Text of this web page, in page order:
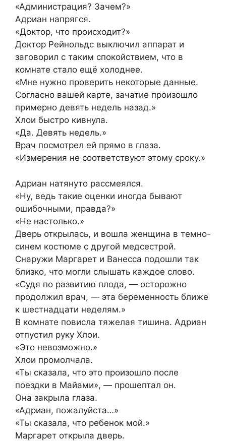
«Администрация? Зачем?»
Адриан напрягся.
«Доктор, что происходит?»
Доктор Рейнольдс выключил аппарат и
заговорил с таким спокойствием, что в
комнате стало ещё холоднее.
«Мне нужно проверить некоторые данные.
Согласно вашей карте, зачатие произошло
примерно девять недель назад.»
Хлои быстро кивнула.
«Да. Девять недель.»
Врач посмотрел ей прямо в глаза.
«Измерения не соответствуют этому сроку.»
Адриан натянуто рассмеялся.
«Ну, ведь такие оценки иногда бывают
ошибочными, правда?»
«Не настолько.»
Дверь открылась, и вошла женщина в темно-
синем костюме с другой медсестрой.
Снаружи Маргарет и Ванесса подошли так
близко, что могли слышать каждое слово.
«Судя по развитию плода, — осторожно
продолжил врач, — эта беременность ближе
к шестнадцати неделям.»
В комнате повисла тяжелая тишина. Адриан
отпустил руку Хлои.
«Это невозможно.»
Хлои промолчала.
«Ты сказала, что это произошло после
поездки в Майами», — прошептал он.
Она закрыла глаза.
«Адриан, пожалуйста…»
«Ты сказала, что ребенок мой.»
Маргарет открыла дверь.